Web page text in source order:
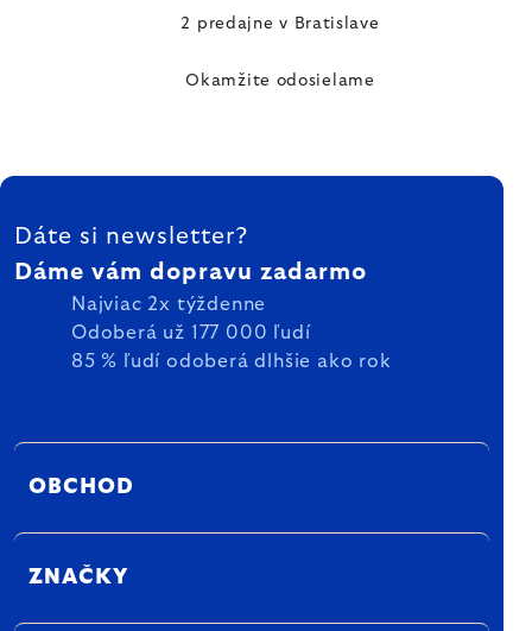
2 predajne v Bratislave
Okamžite odosielame
ZÁPÄTIE
Dáte si newsletter?
Dáme vám dopravu zadarmo
Najviac 2x týždenne
Odoberá už 177 000 ľudí
85 % ľudí odoberá dlhšie ako rok
OBCHOD
ZNAČKY